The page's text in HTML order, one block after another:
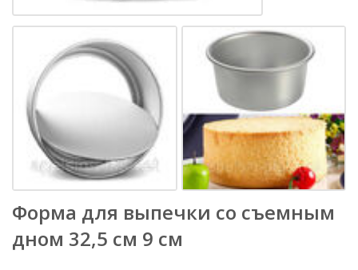
Форма для выпечки со съемным
дном 32,5 см 9 см